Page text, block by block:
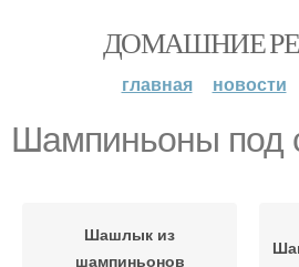
ДОМАШНИЕ
главная новости
Шампиньоны под
Шашлык из
шампиньонов